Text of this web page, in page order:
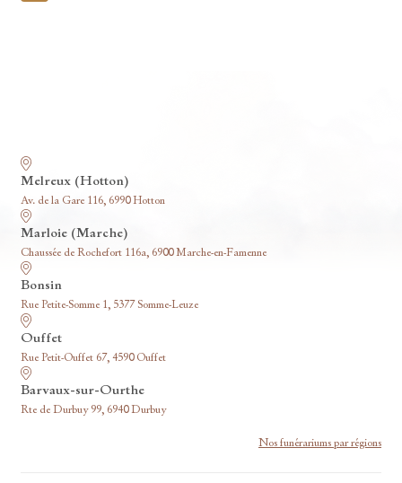
Melreux (Hotton)
Av. de la Gare 116, 6990 Hotton
Marloie (Marche)
Chaussée de Rochefort 116a, 6900 Marche-en-Famenne
Bonsin
Rue Petite-Somme 1, 5377 Somme-Leuze
Ouffet
Rue Petit-Ouffet 67, 4590 Ouffet
Barvaux-sur-Ourthe
Rte de Durbuy 99, 6940 Durbuy
Nos funérariums par régions